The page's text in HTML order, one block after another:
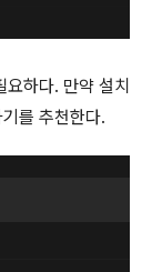
요하다. 만약 설치
를 추천한다.